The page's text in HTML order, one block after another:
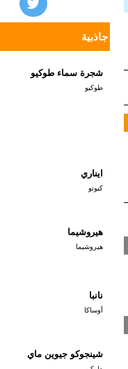
جاذبية
شجرة سماء طوكيو
طوكيو
ايناري
كيوتو
هيروشيما
هيروشيما
نانبا
أوساكا
شينجوكو جيوين ماي